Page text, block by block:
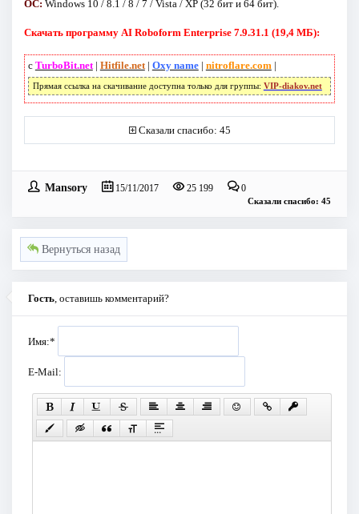
ОС: Windows 10 / 8.1 / 8 / 7 / Vista / XP (32 бит и 64 бит).
Скачать программу AI Roboform Enterprise 7.9.31.1 (19,4 МБ):
с TurboBit.net| Hitfile.net| Oxy name| nitroflare.com |
Прямая ссылка на скачивание доступна только для группы: VIP-diakov.net
Сказали спасибо: 45
Mansory 15/11/2017 25 199 0
Сказали спасибо: 45
Вернуться назад
Гость , оставишь комментарий?
Имя:*
E-Mail: